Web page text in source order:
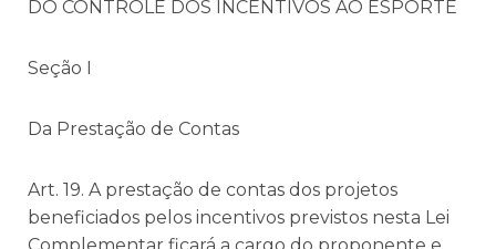
DO CONTROLE DOS INCENTIVOS AO ESPORTE
Seção I
Da Prestação de Contas
Art. 19. A prestação de contas dos projetos
beneficiados pelos incentivos previstos nesta Lei